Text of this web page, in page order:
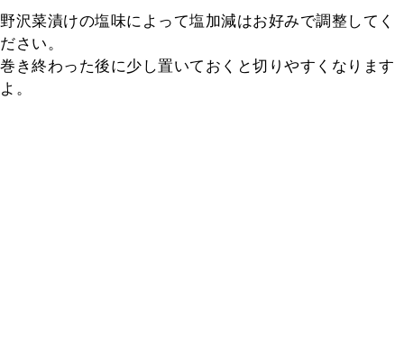
野沢菜漬けの塩味によって塩加減はお好みで調整してく
ださい。
巻き終わった後に少し置いておくと切りやすくなります
よ。